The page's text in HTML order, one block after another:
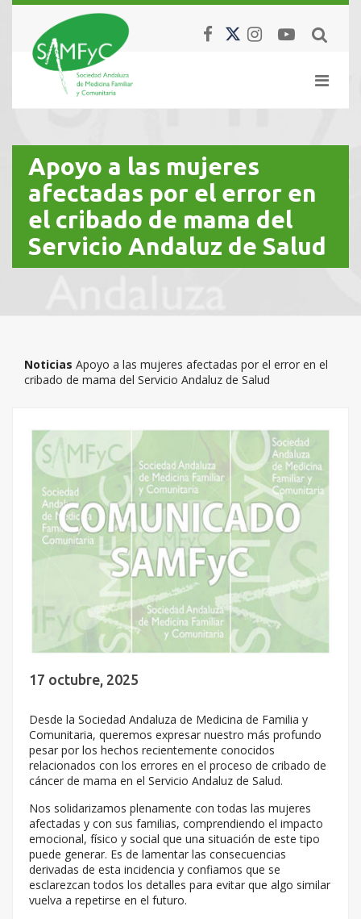
Apoyo a las mujeres
afectadas por el error en
el cribado de mama del
Servicio Andaluz de Salud
Noticias Apoyo a las mujeres afectadas por el error en el
cribado de mama del Servicio Andaluz de Salud
17 octubre, 2025
Desde la Sociedad Andaluza de Medicina de Familia y
Comunitaria, queremos expresar nuestro más profundo
pesar por los hechos recientemente conocidos
relacionados con los errores en el proceso de cribado de
cáncer de mama en el Servicio Andaluz de Salud.
Nos solidarizamos plenamente con todas las mujeres
afectadas y con sus familias, comprendiendo el impacto
emocional, físico y social que una situación de este tipo
puede generar. Es de lamentar las consecuencias
derivadas de esta incidencia y confiamos que se
esclarezcan todos los detalles para evitar que algo similar
vuelva a repetirse en el futuro.